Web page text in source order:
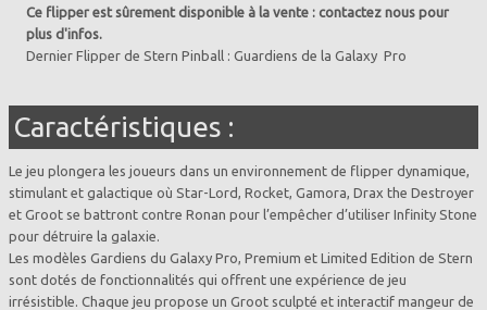
Ce flipper est sûrement disponible à la vente : contactez nous pour
plus d'infos.
Dernier Flipper de Stern Pinball : Guardiens de la Galaxy Pro
Caractéristiques :
Le jeu plongera les joueurs dans un environnement de flipper dynamique,
stimulant et galactique où Star-Lord, Rocket, Gamora, Drax the Destroyer
et Groot se battront contre Ronan pour l’empêcher d’utiliser Infinity Stone
pour détruire la galaxie.
Les modèles Gardiens du Galaxy Pro, Premium et Limited Edition de Stern
sont dotés de fonctionnalités qui offrent une expérience de jeu
irrésistible. Chaque jeu propose un Groot sculpté et interactif mangeur de